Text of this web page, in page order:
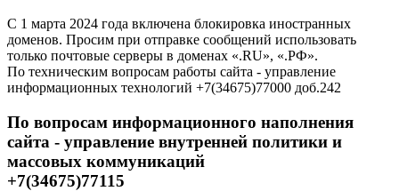
С 1 марта 2024 года включена блокировка иностранных
доменов. Просим при отправке сообщений использовать
только почтовые серверы в доменах «.RU», «.РФ».
По техническим вопросам работы сайта - управление
информационных технологий +7(34675)77000 доб.242
По вопросам информационного наполнения
сайта - управление внутренней политики и
массовых коммуникаций
+7(34675)77115